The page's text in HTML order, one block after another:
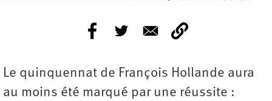
Le quinquennat de François Hollande aura
au moins été marqué par une réussite :